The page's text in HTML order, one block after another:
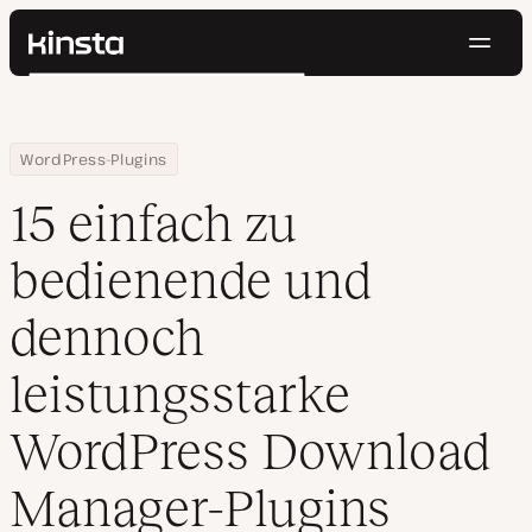
Kinsta®
Preise
Kontakt
Suchen
Home
Ressourcen Center
WordPress-Plugins
15 einfach zu bedienende und dennoch leistungsstarke
15 einfach zu
bedienende und
dennoch
leistungsstarke
WordPress Download
Manager-Plugins